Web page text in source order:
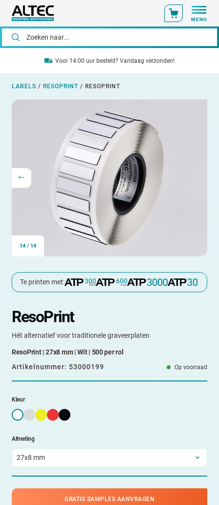
MENU
Voor 14:00 uur besteld? Vandaag verzonden!
LABELS / RESOPRINT / RESOPRINT
14 / 14
Te printen met:
ResoPrint
Hét alternatief voor traditionele graveerplaten
ResoPrint | 27x8 mm | Wit | 500 per rol
Artikelnummer: 53000199 Op voorraad
Kleur
Afmeting
GRATIS SAMPLES AANVRAGEN